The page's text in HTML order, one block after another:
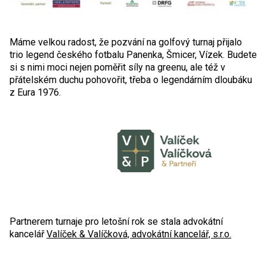
Máme velkou radost, že pozvání na golfový turnaj přijalo
trio legend českého fotbalu Panenka, Šmicer, Vízek. Budete
si s nimi moci nejen poměřit síly na greenu, ale též v
přátelském duchu pohovořit, třeba o legendárním dloubáku
z Eura 1976.
Partnerem turnaje pro letošní rok se stala advokátní
kancelářValíček & Valíčková, advokátní kancelář, s.r.o.